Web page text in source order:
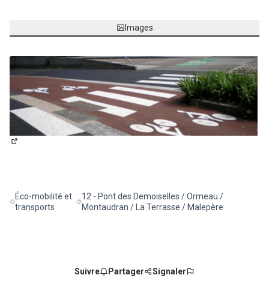
Images
Filtrer les résultats de la catégorie : Éco-mobilité et transports
Éco-mobilité et
transports
Filtrer les résultats pour le secteur : 12 - Pont des
12 - Pont des Demoiselles / Ormeau /
Montaudran / La Terrasse / Malepère
Suivre Partager Signaler